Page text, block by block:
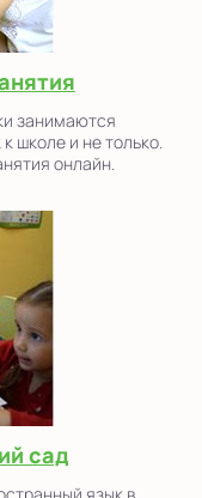
занимаются
школе и не только.
онлайн.
сад